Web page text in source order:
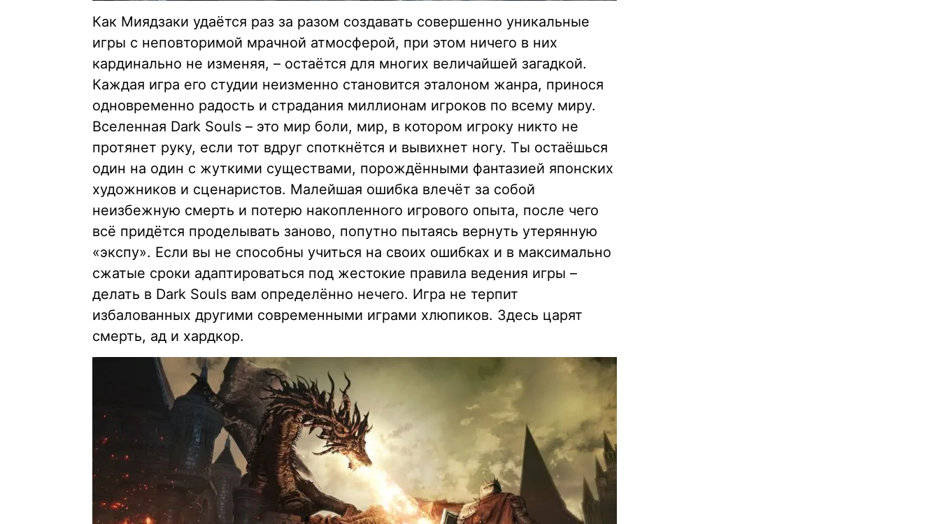
Как Миядзаки удаётся раз за разом создавать совершенно уникальные
игры с неповторимой мрачной атмосферой, при этом ничего в них
кардинально не изменяя, – остаётся для многих величайшей загадкой.
Каждая игра его студии неизменно становится эталоном жанра, принося
одновременно радость и страдания миллионам игроков по всему миру.
Вселенная Dark Souls – это мир боли, мир, в котором игроку никто не
протянет руку, если тот вдруг споткнётся и вывихнет ногу. Ты остаёшься
один на один с жуткими существами, порождёнными фантазией японских
художников и сценаристов. Малейшая ошибка влечёт за собой
неизбежную смерть и потерю накопленного игрового опыта, после чего
всё придётся проделывать заново, попутно пытаясь вернуть утерянную
«экспу». Если вы не способны учиться на своих ошибках и в максимально
сжатые сроки адаптироваться под жестокие правила ведения игры –
делать в Dark Souls вам определённо нечего. Игра не терпит
избалованных другими современными играми хлюпиков. Здесь царят
смерть, ад и хардкор.